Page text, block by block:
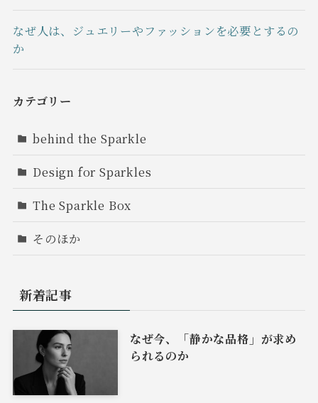
なぜ人は、ジュエリーやファッションを必要とするの
か
カテゴリー
behind the Sparkle
Design for Sparkles
The Sparkle Box
そのほか
新着記事
なぜ今、「静かな品格」が求め
られるのか